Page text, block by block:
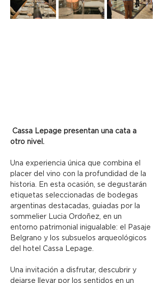
otro nivel.
Una experiencia única que combina el
placer del vino con la profundidad de la
historia. En esta ocasión, se degustarán
etiquetas seleccionadas de bodegas
argentinas destacadas, guiadas por la
sommelier Lucia Ordoñez, en un
entorno patrimonial inigualable: el Pasaje
Belgrano y los subsuelos arqueológicos
del hotel Cassa Lepage.
Una invitación a disfrutar, descubrir y
dejarse llevar por los sentidos en un